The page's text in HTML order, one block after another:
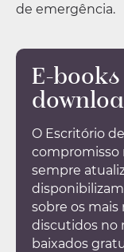
de emergência.
E-
O Escritório
compromisso
sempre
sobre os
discutidos no
baixados